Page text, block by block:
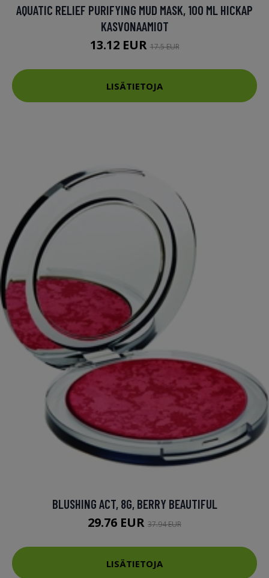
AQUATIC RELIEF PURIFYING MUD MASK, 100 ML HICKAP
KASVONAAMIOT
13.12 EUR17.5 EUR
LISÄTIETOJA
BLUSHING ACT, 8G, BERRY BEAUTIFUL
29.76 EUR 37.94 EUR
LISÄTIETOJA